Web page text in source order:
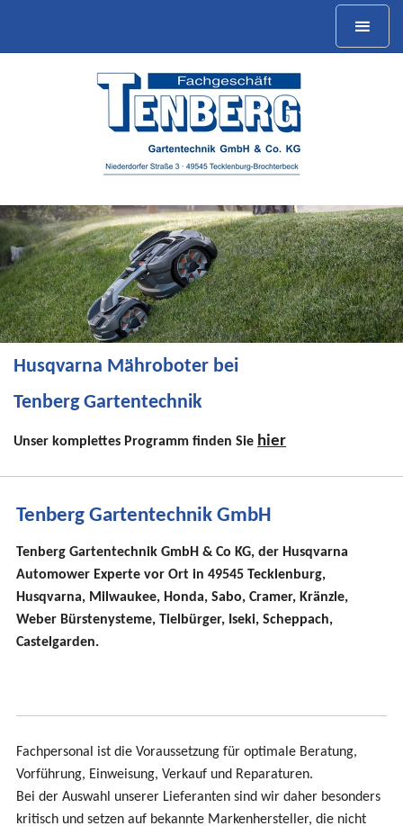
Husqvarna Akkutechnik bei
Tenberg Gartentechnik
Das komplette Programm finden Sie hier
Tenberg Gartentechnik GmbH
Tenberg Gartentechnik GmbH & Co KG, der Husqvarna
Automower Experte vor Ort in 49545 Tecklenburg,
Husqvarna, Milwaukee, Honda, Sabo, Cramer, Kränzle,
Weber Bürstenysteme, Tielbürger, Iseki, Scheppach,
Castelgarden.
Fachpersonal ist die Voraussetzung für optimale Beratung,
Vorführung, Einweisung, Verkauf und Reparaturen.
Bei der Auswahl unserer Lieferanten sind wir daher besonders
kritisch und setzen auf bekannte Markenhersteller, die nicht